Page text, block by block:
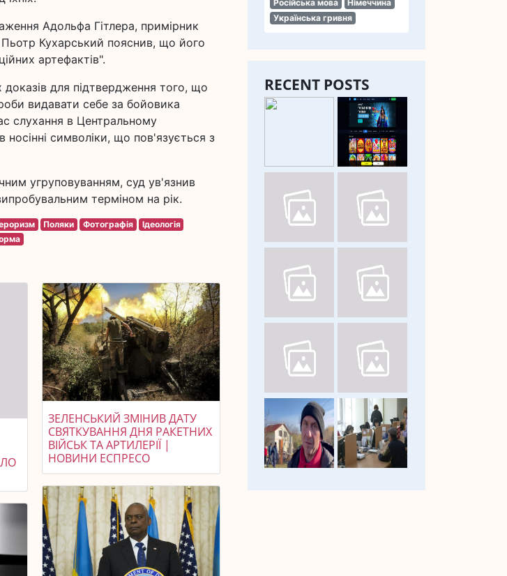
Російська мова
Німеччина
Українська гривня
RECENT POSTS
Адольфа Гітлера, примірник
Кухарський пояснив, що його
артефактів".
для підтвердження того, що
видавати себе за бойовика
слухання в Центральному
символіки, що пов'язується з
угруповуванням, суд ув'язнив
терміном на рік.
Поляки Фотографія
Ідеологія
ЗЕЛЕНСЬКИЙ ЗМІНИВ ДАТУ
СВЯТКУВАННЯ ДНЯ РАКЕТНИХ
ВІЙСЬК ТА АРТИЛЕРІЇ |
НОВИНИ ЕСПРЕСО